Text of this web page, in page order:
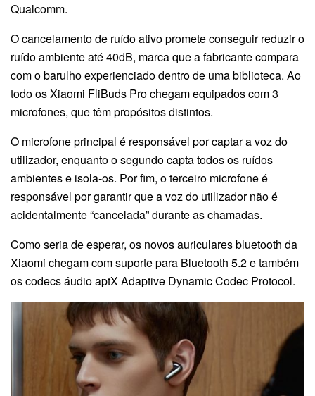
Qualcomm.
O cancelamento de ruído ativo promete conseguir reduzir o
ruído ambiente até 40dB, marca que a fabricante compara
com o barulho experienciado dentro de uma biblioteca. Ao
todo os Xiaomi FliBuds Pro chegam equipados com 3
microfones, que têm propósitos distintos.
O microfone principal é responsável por captar a voz do
utilizador, enquanto o segundo capta todos os ruídos
ambientes e isola-os. Por fim, o terceiro microfone é
responsável por garantir que a voz do utilizador não é
acidentalmente “cancelada” durante as chamadas.
Como seria de esperar, os novos auriculares bluetooth da
Xiaomi chegam com suporte para Bluetooth 5.2 e também
os codecs áudio aptX Adaptive Dynamic Codec Protocol.